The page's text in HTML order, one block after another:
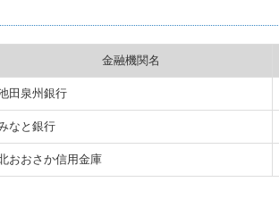
金融機関名
田泉州銀行
なと銀行
おおさか信用金庫